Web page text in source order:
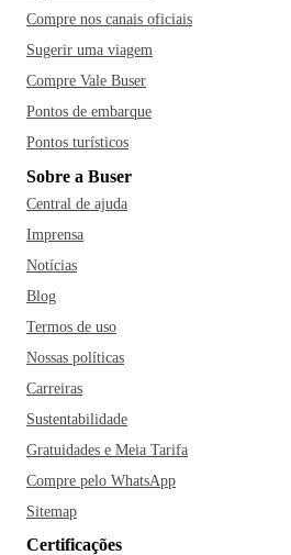
Compre nos canais oficiais
Sugerir uma viagem
Compre Vale Buser
Pontos de embarque
Pontos turísticos
Sobre a Buser
Central de ajuda
Imprensa
Notícias
Blog
Termos de uso
Nossas políticas
Carreiras
Sustentabilidade
Gratuidades e Meia Tarifa
Compre pelo WhatsApp
Sitemap
Certificações